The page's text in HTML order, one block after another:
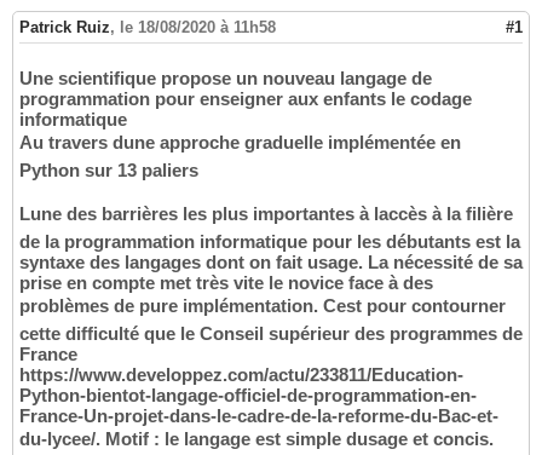
Patrick Ruiz, le 18/08/2020 à 11h58 #1
Une scientifique propose un nouveau langage de
programmation pour enseigner aux enfants le codage
informatique
Au travers dune approche graduelle implémentée en
Python sur 13 paliers
Lune des barrières les plus importantes à laccès à la filière
de la programmation informatique pour les débutants est la
syntaxe des langages dont on fait usage. La nécessité de sa
prise en compte met très vite le novice face à des
problèmes de pure implémentation. Cest pour contourner
cette difficulté que le Conseil supérieur des programmes de
France
https://www.developpez.com/actu/233811/Education-
Python-bientot-langage-officiel-de-programmation-en-
France-Un-projet-dans-le-cadre-de-la-reforme-du-Bac-et-
du-lycee/. Motif : le langage est simple dusage et concis.